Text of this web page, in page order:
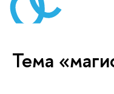
Тема